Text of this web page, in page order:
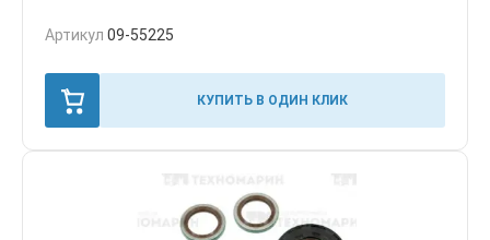
Артикул 09-55225
КУПИТЬ В ОДИН КЛИК